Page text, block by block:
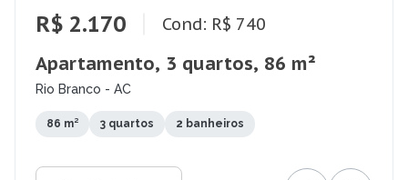
R$ 2.170 Cond: R$ 740
Apartamento, 3 quartos, 86 m²
Rio Branco - AC
86 m² 3 quartos 2 banheiros